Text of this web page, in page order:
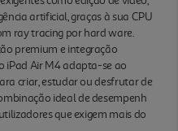
artificial, graças à sua CPU
ray tracing por hard ware.
premium e integração
iPad Air M4 adapta-se ao
criar, estudar ou desfrutar de
ideal de desempenh
que exigem mais do